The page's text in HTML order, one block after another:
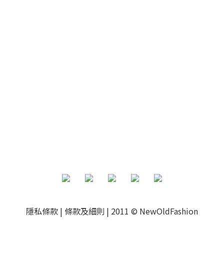
隱私條款 | 條款及細則 | 2011 © NewOldFashion